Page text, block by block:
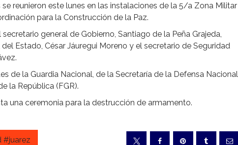
reunieron este lunes en las instalaciones de la 5/a Zona Militar
para la Construcción de la Paz.
general de Gobierno, Santiago de la Peña Grajeda,
Estado, César Jáuregui Moreno y el secretario de Seguridad
de la Guardia Nacional, de la Secretaría de la Defensa Nacional
la República (FGR).
una ceremonia para la destrucción de armamento.
#juarez